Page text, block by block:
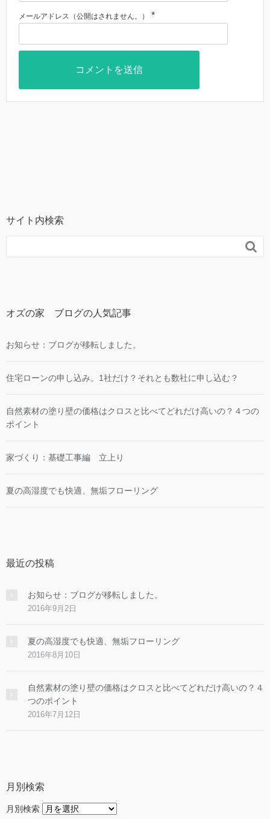
メールアドレス（公開はされません。） *
サイト内検索

オズの家 ブログの人気記事
お知らせ：ブログが移転しました。
住宅ローンの申し込み。1社だけ？それとも数社に申し込む？
自然素材の塗り壁の価格はクロスと比べてどれだけ高いの？４つの
ポイント
家づくり：基礎工事編 立上り
夏の高湿度でも快適、無垢フローリング
最近の投稿
お知らせ：ブログが移転しました。
2016年9月2日
夏の高湿度でも快適、無垢フローリング
2016年8月10日
自然素材の塗り壁の価格はクロスと比べてどれだけ高いの？４
つのポイント
2016年7月12日
月別検索
月別検索